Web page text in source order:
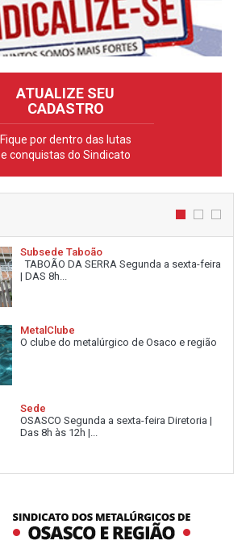
ATUALIZE SEU
CADASTRO
Fique por dentro das lutas
e conquistas do Sindicato
Subsede Taboão
TABOÃO DA SERRA Segunda a sexta-feira
| DAS 8h...
MetalClube
O clube do metalúrgico de Osaco e região
Sede
OSASCO Segunda a sexta-feira Diretoria |
Das 8h às 12h |...